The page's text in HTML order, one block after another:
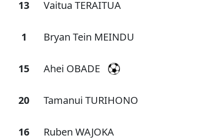
13 Vaitua TERAITUA
1 Bryan Tein MEINDU
15 Ahei OBADE
20 Tamanui TURIHONO
16 Ruben WAJOKA